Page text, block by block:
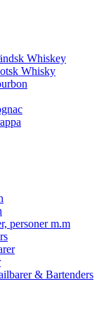
Whiskey
Whisky
personer m.m
& Bartenders